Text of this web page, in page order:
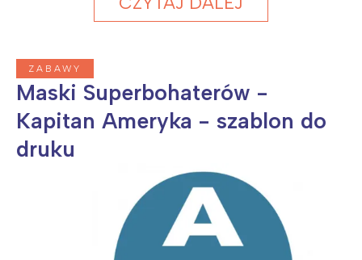
ZABAWY
Maski Superbohaterów -
Kapitan Ameryka - szablon do
druku